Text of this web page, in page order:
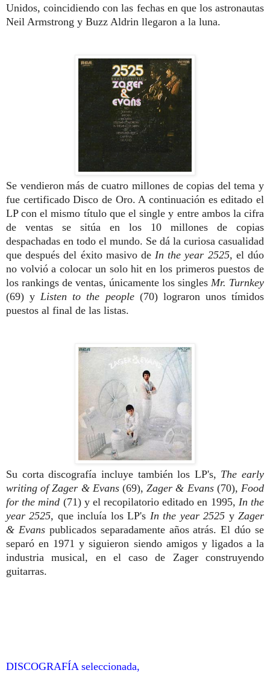
Unidos, coincidiendo con las fechas en que los astronautas
Neil Armstrong y Buzz Aldrin llegaron a la luna.
Se vendieron más de cuatro millones de copias del tema y
fue certificado Disco de Oro. A continuación es editado el
LP con el mismo título que el single y entre ambos la cifra
de ventas se sitúa en los 10 millones de copias
despachadas en todo el mundo. Se dá la curiosa casualidad
que después del éxito masivo de Inthe year 2525, el dúo
no volvió a colocar un solo hit en los primeros puestos de
los rankings de ventas, únicamente los singles Mr. Turnkey
(69) y Listen to the people(70) lograron unos tímidos
puestos al final de las listas.
Su corta discografía incluye también los LP's, The early
writing of Zager & Evans (69),Zager & Evans (70), Food
for the mind (71) y el recopilatorio editado en 1995, Inthe
year 2525, que incluía los LP's Inthe year 2525 yZager
& Evans publicados separadamente años atrás. El dúo se
separó en 1971 y siguieron siendo amigos y ligados a la
industria musical, en el caso de Zager construyendo
guitarras.
DISCOGRAFÍA seleccionada,